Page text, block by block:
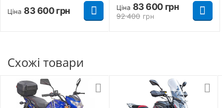
Мотоцикли 200 куб. см. KV
Ціна 83 600 грн
92 400 грн
Ціна 83 600 грн
Схожі товари